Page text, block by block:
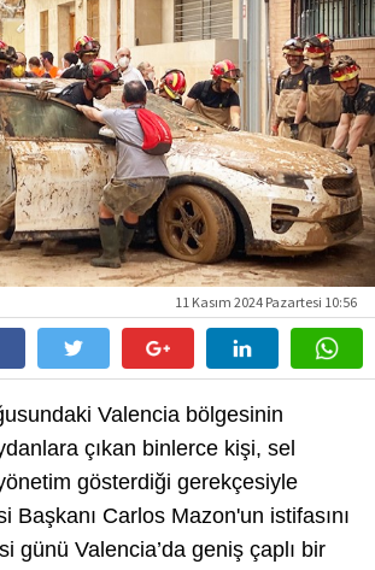
11 Kasım 2024 Pazartesi 10:56
Valencia bölgesinin
çıkan binlerce kişi, sel
gösterdiği gerekçesiyle
Başkanı Carlos Mazon'un istifasını
günü Valencia’da geniş çaplı bir